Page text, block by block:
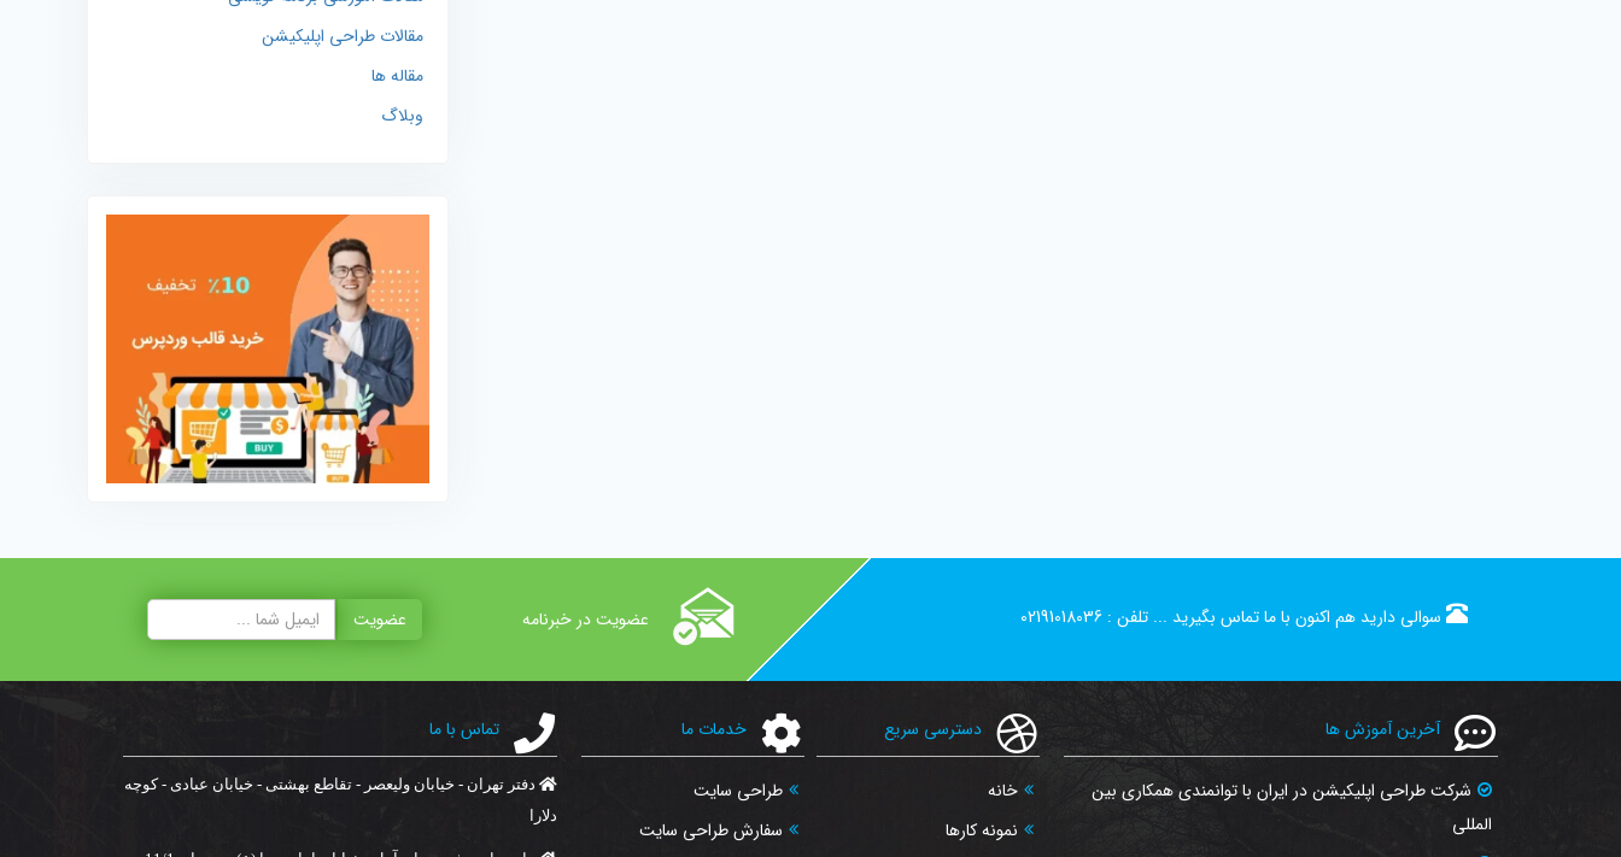
مقالات طراحی اپلیکیشن
مقاله ها
وبلاگ
سوالی دارید هم اکنون با ما تماس بگیرید ... تلفن : 02191018036 عضویت در خبرنامه عضویت
آخرین آموزش ها
شرکت طراحی اپلیکیشن در ایران با توانمندی همکاری بین
المللی
دسترسی سریع
خانه
نمونه کارها
خدمات ما
طراحی سایت
سفارش طراحی سایت
تماس با ما
دفتر تهران - خیابان ولیعصر - تقاطع بهشتی - خیابان عبادی - کوچه
دلارا